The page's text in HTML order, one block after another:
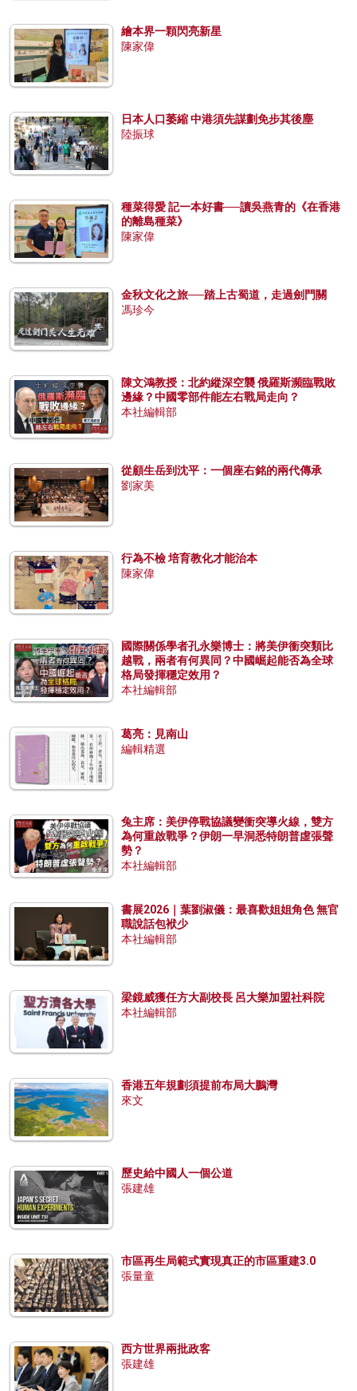
繪本界一顆閃亮新星
陳家偉
日本人口萎縮 中港須先謀劃免步其後塵
陸振球
種菜得愛 記一本好書──讀吳燕青的《在香港
的離島種菜》
陳家偉
金秋文化之旅──踏上古蜀道，走過劍門關
馮珍今
陳文鴻教授：北約縱深空襲 俄羅斯瀕臨戰敗
邊緣？中國零部件能左右戰局走向？
本社編輯部
從顧生岳到沈平：一個座右銘的兩代傳承
劉家美
行為不檢 培育教化才能治本
陳家偉
國際關係學者孔永樂博士：將美伊衝突類比
越戰，兩者有何異同？中國崛起能否為全球
格局發揮穩定效用？
本社編輯部
葛亮：見南山
編輯精選
兔主席：美伊停戰協議變衝突導火線，雙方
為何重啟戰爭？伊朗一早洞悉特朗普虛張聲
勢？
本社編輯部
書展2026｜葉劉淑儀：最喜歡姐姐角色 無官
職說話包袱少
本社編輯部
梁鏡威獲任方大副校長 呂大樂加盟社科院
本社編輯部
香港五年規劃須提前布局大鵬灣
來文
歷史給中國人一個公道
張建雄
市區再生局範式實現真正的市區重建3.0
張量童
西方世界兩批政客
張建雄